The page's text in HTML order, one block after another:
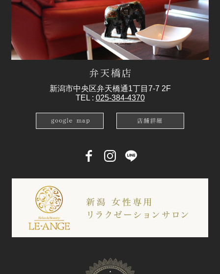
新潟市中央区弁天橋通1丁目7-7 2F
TEL : 025-384-4370